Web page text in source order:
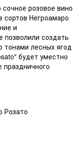
розовое вино
сортов Негроамаро
и
позволили создать
тонами лесных ягод
будет уместно
праздничного
Розато